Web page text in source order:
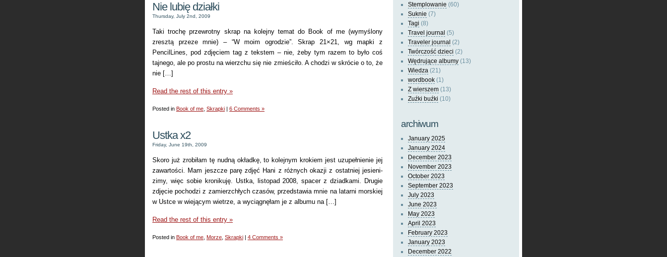
Nie lubię działki
Thursday, July 2nd, 2009
Taki trochę przewrotny skrap na kolejny temat do Book of me (wymyślony
zresztą przeze mnie) – “W moim ogrodzie”. Skrap 21×21, wg mapki z
PencilLines, pod zdjęciem tag z tekstem – nie, żeby tym razem to było coś
tajnego, ale po prostu na wierzchu się nie zmieściło. A chodzi w skrócie o to, że
nie […]
Read the rest of this entry »
Posted in Book of me Skrapki | 6 Comments »
Ustka x2
Friday, June 19th, 2009
Skoro już zrobiłam tę nudną okładkę, to kolejnym krokiem jest uzupełnienie jej
zawartości. Mam jeszcze parę zdjęć Hani z różnych okazji z ostatniej jesieni-
zimy, więc sobie kronikuję. Ustka, listopad 2008, spacer z dziadkami. Drugie
zdjęcie pochodzi z zamierzchłych czasów, przedstawia mnie na latarni morskiej
w Ustce w wiejącym wietrze, a wyciągnęłam je z albumu na […]
Read the rest of this entry »
Posted in Book of me Morze Skrapki | 4 Comments »
Stemplowanie (60)
Suknie (7)
Tagi (8)
Travel journal (5)
Traveler journal (2)
Twórczość dzieci (2)
Wędrujące albumy (13)
Wiedza (21)
wordbook (1)
Z wierszem (13)
Zuźki buźki (10)
archiwum
January 2025
January 2024
December 2023
November 2023
October 2023
September 2023
July 2023
June 2023
May 2023
April 2023
February 2023
January 2023
December 2022